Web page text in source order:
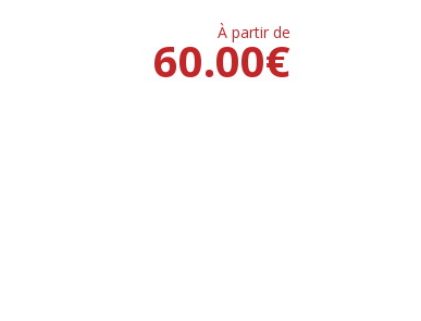
À partir de
€
60.00